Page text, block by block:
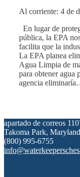
Al corriente: 4 de
En lugar de
pública, la EPA
facilita que la
La EPA planea
Agua Limpia de
para obtener agua
agencia
apartado de correos
Takoma Park,
(800) 995-6755